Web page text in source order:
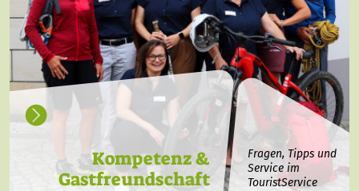
Kompetenz &
Gastfreundschaft
Fragen, Tipps und
Service im
TouristService